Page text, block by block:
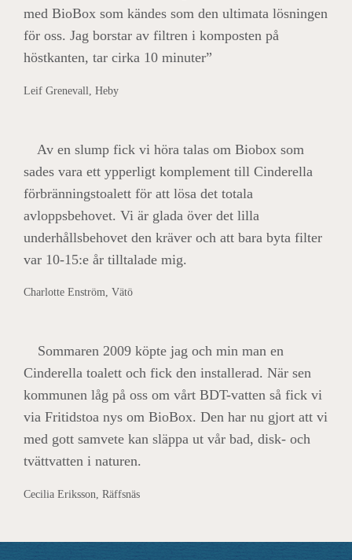
med BioBox som kändes som den ultimata lösningen
för oss. Jag borstar av filtren i komposten på
höstkanten, tar cirka 10 minuter”
Leif Grenevall, Heby
Av en slump fick vi höra talas om Biobox som
sades vara ett ypperligt komplement till Cinderella
förbränningstoalett för att lösa det totala
avloppsbehovet. Vi är glada över det lilla
underhållsbehovet den kräver och att bara byta filter
var 10-15:e år tilltalade mig.
Charlotte Enström, Vätö
Sommaren 2009 köpte jag och min man en
Cinderella toalett och fick den installerad. När sen
kommunen låg på oss om vårt BDT-vatten så fick vi
via Fritidstoa nys om BioBox. Den har nu gjort att vi
med gott samvete kan släppa ut vår bad, disk- och
tvättvatten i naturen.
Cecilia Eriksson, Räffsnäs